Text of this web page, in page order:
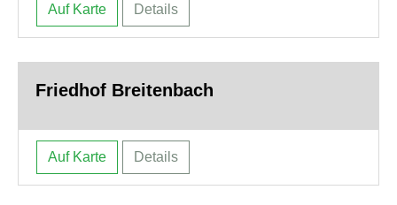
Auf Karte Details
Friedhof Breitenbach
Auf Karte Details